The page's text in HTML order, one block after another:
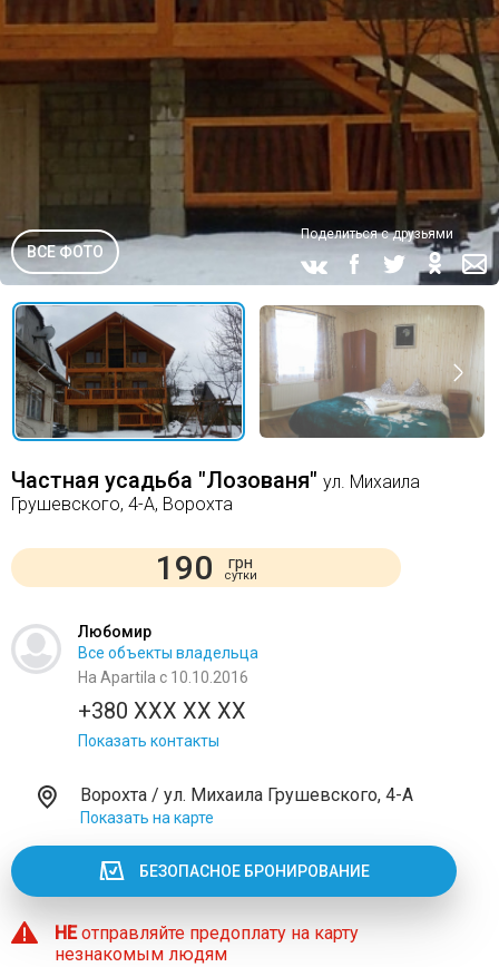
ВСЕ ФОТО
Поделиться с друзьями
Частная усадьба "Лозованя" ул. Михаила
Грушевского, 4-А, Ворохта
190 грн
сутки
Любомир
Все объекты владельца
На Apartila с 10.10.2016
+380 XXX XX XX
Показать контакты
Ворохта / ул. Михаила Грушевского, 4-А
Показать на карте
БЕЗОПАСНОЕ БРОНИРОВАНИЕ
НЕотправляйте предоплату на карту
незнакомым людям